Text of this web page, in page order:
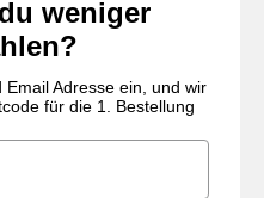
weniger
Adresse ein, und wir
für die 1. Bestellung